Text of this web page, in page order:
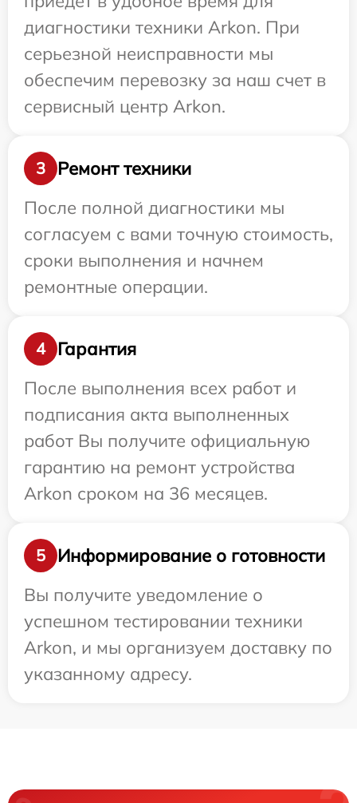
диагностики техники Arkon. При
серьезной неисправности мы
обеспечим перевозку за наш счет в
сервисный центр Arkon.
3
Ремонт техники
После полной диагностики мы
согласуем с вами точную стоимость,
сроки выполнения и начнем
ремонтные операции.
4
Гарантия
После выполнения всех работ и
подписания акта выполненных
работ Вы получите официальную
гарантию на ремонт устройства
Arkon сроком на 36 месяцев.
5
Информирование о готовности
Вы получите уведомление о
успешном тестировании техники
Arkon, и мы организуем доставку по
указанному адресу.